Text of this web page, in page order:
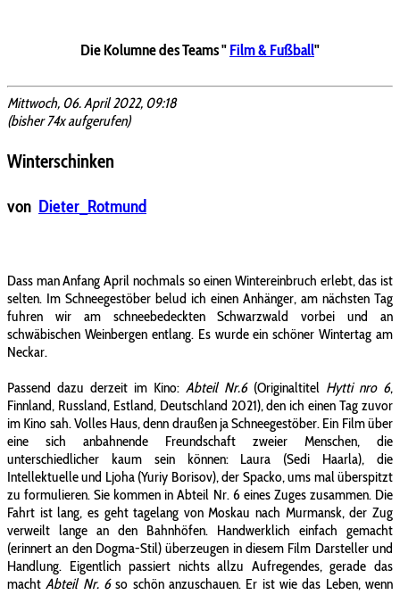
Die Kolumne des Teams "Film & Fußball"
Mittwoch, 06. April 2022, 09:18
(bisher 74x aufgerufen)
Winterschinken
von Dieter_Rotmund
Dass man Anfang April nochmals so einen Wintereinbruch erlebt, das ist
selten. Im Schneegestöber belud ich einen Anhänger, am nächsten Tag
fuhren wir am schneebedeckten Schwarzwald vorbei und an
schwäbischen Weinbergen entlang. Es wurde ein schöner Wintertag am
Neckar.
Passend dazu derzeit im Kino: Abteil Nr.6(Originaltitel Hytti nro 6,
Finnland, Russland, Estland, Deutschland 2021), den ich einen Tag zuvor
im Kino sah. Volles Haus, denn draußen ja Schneegestöber. Ein Film über
eine sich anbahnende Freundschaft zweier Menschen, die
unterschiedlicher kaum sein können: Laura (Sedi Haarla), die
Intellektuelle und Ljoha (Yuriy Borisov), der Spacko, ums mal überspitzt
zu formulieren. Sie kommen in Abteil Nr. 6 eines Zuges zusammen. Die
Fahrt ist lang, es geht tagelang von Moskau nach Murmansk, der Zug
verweilt lange an den Bahnhöfen. Handwerklich einfach gemacht
(erinnert an den Dogma-Stil) überzeugen in diesem Film Darsteller und
Handlung. Eigentlich passiert nichts allzu Aufregendes, gerade das
macht Abteil Nr. 6so schön anzuschauen. Er ist wie das Leben, wenn